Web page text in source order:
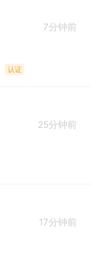
7分钟前
认证
25分钟前
17分钟前